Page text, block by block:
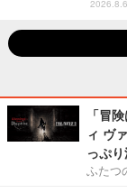
「冒
ィ ヴ
っぷ
ふたつ